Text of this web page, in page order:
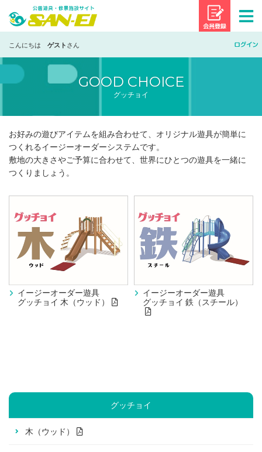
景観遊具・修景施設サイト｜株式会社 三
こんにちは ゲスト さん
グッチョイ
GOOD CHOICE
お好みの遊びアイテムを組み合わせて、オリジナル遊具が簡単に
つくれるイージーオーダーシステムです。
敷地の大きさやご予算に合わせて、世界にひとつの遊具を一緒に
つくりましょう。
イージーオーダー遊具
グッチョイ 木（ウッド）
イージーオーダー遊具
グッチョイ 鉄（スチール）
グッチョイ
木（ウッド）